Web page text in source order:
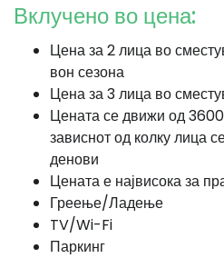
Вклучено во цена:
Цена за 2 лица во
вон сезона
Цена за 3 лица во
Цената се движи од
зависнот од колку лица
денови
Цената е највисока за
Греење/Ладење
TV/Wi-Fi
Паркинг